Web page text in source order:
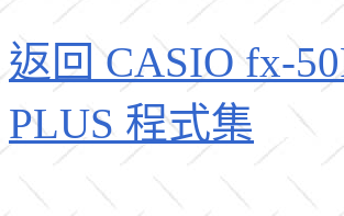
返回 CASIO fx-
PLUS 程式集